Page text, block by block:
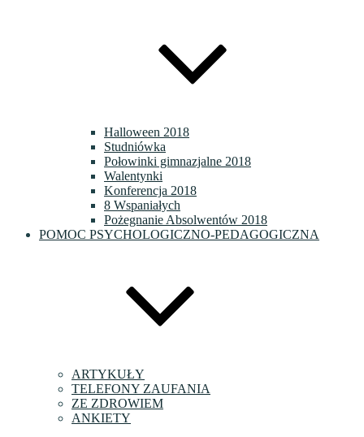
Halloween 2018
Studniówka
Połowinki gimnazjalne 2018
Walentynki
Konferencja 2018
8 Wspaniałych
Pożegnanie Absolwentów 2018
POMOC PSYCHOLOGICZNO-PEDAGOGICZNA
ARTYKUŁY
TELEFONY ZAUFANIA
ZE ZDROWIEM
ANKIETY